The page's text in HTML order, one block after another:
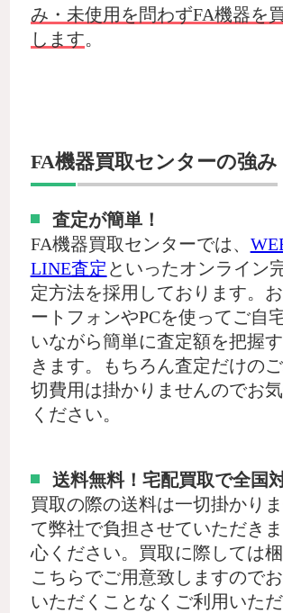
み・未使用を問わずFA機器を
します。
FA機器買取センターの強み
査定が簡単！
FA機器買取センターでは、
LINE査定 といったオンライン
定方法を採用しております。
ートフォンやPCを使ってご自
いながら簡単に査定額を把握
きます。もちろん査定だけの
切費用は掛かりませんのでお
ください。
送料無料！宅配買取で全国
買取の際の送料は一切掛かり
て弊社で負担させていただき
心ください。買取に際しては
こちらでご用意致しますので
いただくことなくご利用いただ